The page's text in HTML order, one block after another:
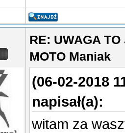
RE: UWAGA
MOTO Maniak
(06-02-2018
napisał(a):
witam za